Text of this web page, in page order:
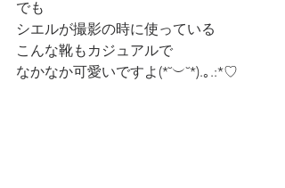
でも
シエルが撮影の時に使っている
こんな靴もカジュアルで
なかなか可愛いですよ(*˘︶˘*).｡.:*♡